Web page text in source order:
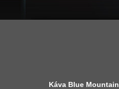
Káva Blue Mountain